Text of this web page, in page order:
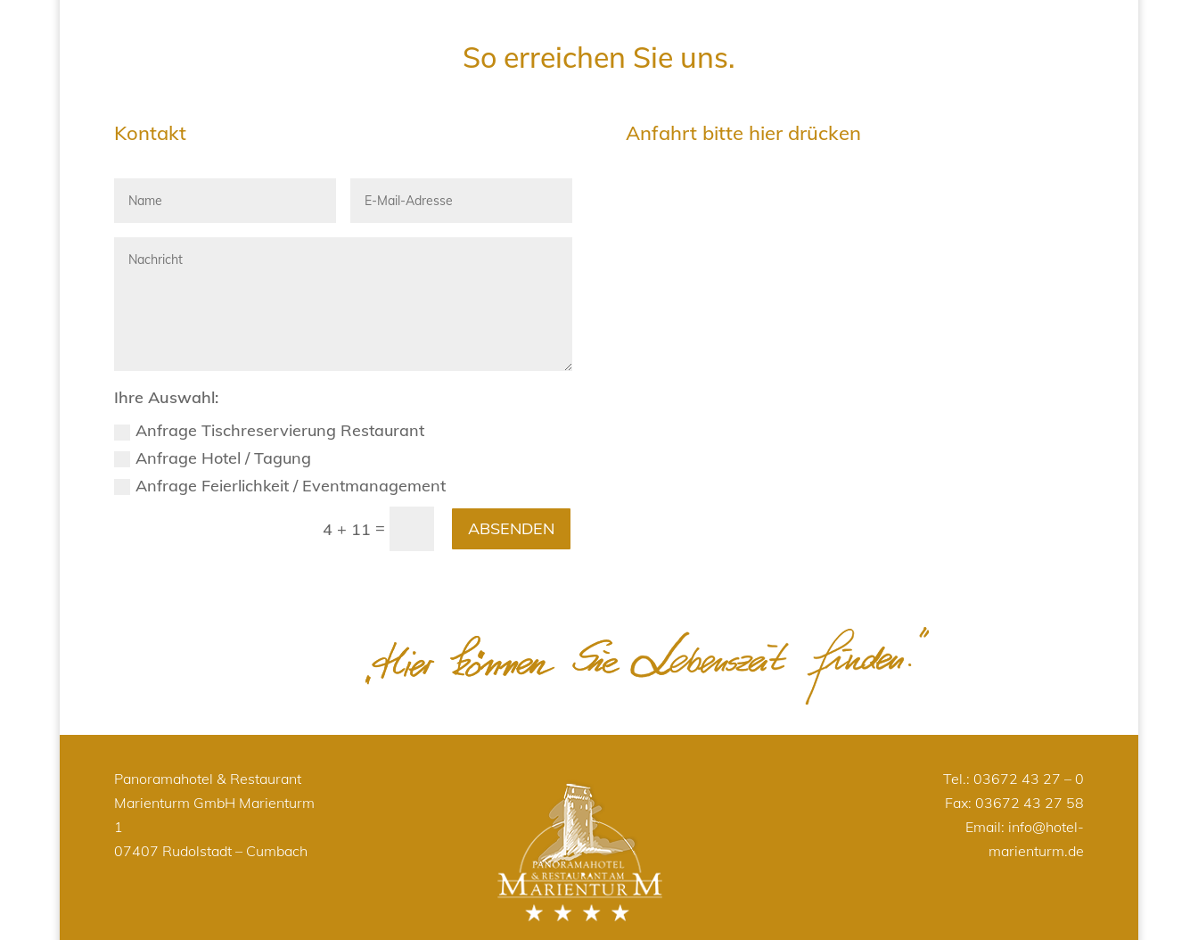
So erreichen Sie uns.
Kontakt
Ihre Auswahl:
Anfrage Tischreservierung Restaurant
Anfrage Hotel / Tagung
Anfrage Feierlichkeit / Eventmanagement
4 + 11 = ABSENDEN
Anfahrt bitte hier drücken
Panoramahotel & Restaurant
Marienturm GmbH Marienturm
1
07407 Rudolstadt – Cumbach
Tel.: 03672 43 27 – 0
Fax: 03672 43 27 58
Email: info@hotel-
marienturm.de